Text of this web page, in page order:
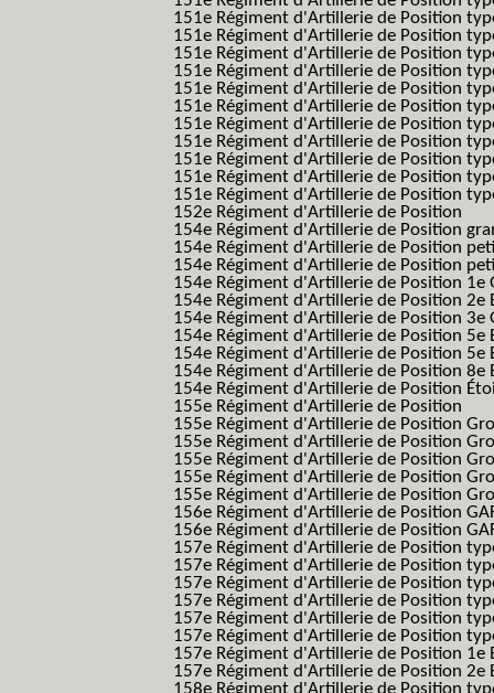
151e Régiment d'Artillerie de Position
151e Régiment d'Artillerie de Position
151e Régiment d'Artillerie de Position
151e Régiment d'Artillerie de Position
151e Régiment d'Artillerie de Position
151e Régiment d'Artillerie de Position
151e Régiment d'Artillerie de Position
151e Régiment d'Artillerie de Position
151e Régiment d'Artillerie de Position
151e Régiment d'Artillerie de Position
151e Régiment d'Artillerie de Position
152e Régiment d'Artillerie de Position
154e Régiment d'Artillerie de Position
154e Régiment d'Artillerie de Position
154e Régiment d'Artillerie de Position
154e Régiment d'Artillerie de Position 1e
154e Régiment d'Artillerie de Position 2e
154e Régiment d'Artillerie de Position 3e
154e Régiment d'Artillerie de Position 5e
154e Régiment d'Artillerie de Position 5e
154e Régiment d'Artillerie de Position 8e
154e Régiment d'Artillerie de Position
155e Régiment d'Artillerie de Position
155e Régiment d'Artillerie de Position
155e Régiment d'Artillerie de Position
155e Régiment d'Artillerie de Position
155e Régiment d'Artillerie de Position
155e Régiment d'Artillerie de Position
156e Régiment d'Artillerie de Position
156e Régiment d'Artillerie de Position
157e Régiment d'Artillerie de Position
157e Régiment d'Artillerie de Position
157e Régiment d'Artillerie de Position
157e Régiment d'Artillerie de Position
157e Régiment d'Artillerie de Position
157e Régiment d'Artillerie de Position
157e Régiment d'Artillerie de Position 1e
157e Régiment d'Artillerie de Position 2e
158e Régiment d'Artillerie de Position